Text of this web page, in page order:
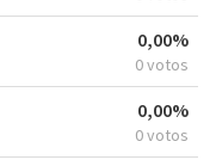
0,00%
0 votos
0,00%
0 votos